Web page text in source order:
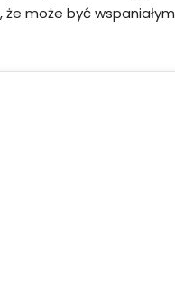
może być wspaniałym